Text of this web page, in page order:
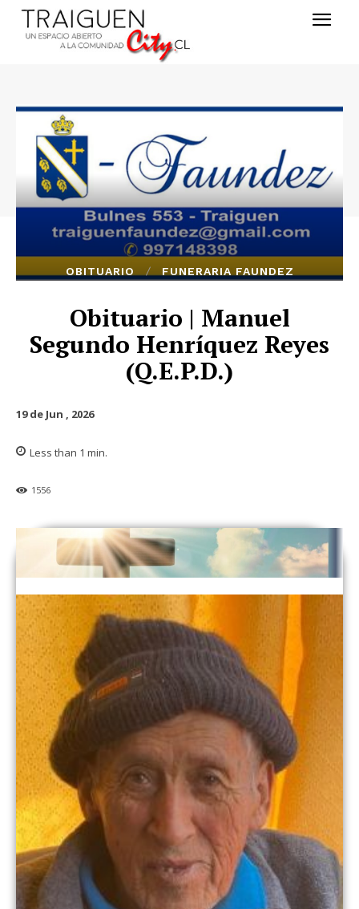
OBITUARIO FUNERARIA FAUNDEZ
Obituario | Manuel
Segundo Henríquez Reyes
(Q.E.P.D.)
19 de Jun , 2026
Less than 1 min.
1556